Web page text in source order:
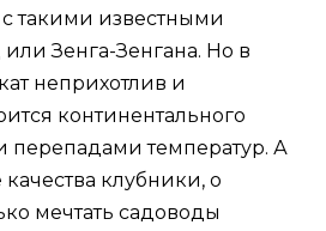
такими известными
Зенга-Зенгана. Но в
неприхотлив и
континентального
перепадами температур. А
клубники, о
мечтать садоводы